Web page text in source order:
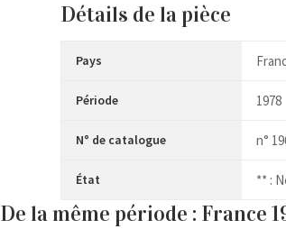
Détails de la pièce
Pays
Période 1978
N° de catalogue n°
État ** :
De la même période : France